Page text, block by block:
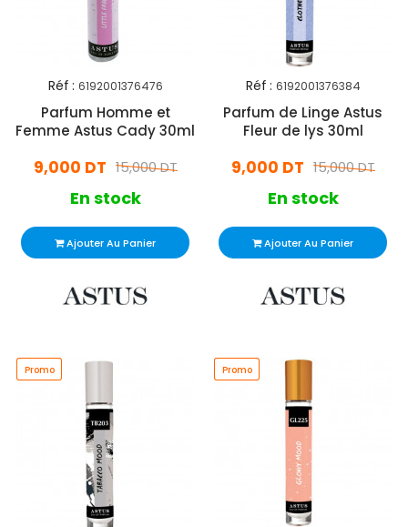
Réf : 6192001376476
Parfum Homme et
Femme Astus Cady 30ml
15,000 DT
9,000 DT
En stock
Ajouter Au Panier
Réf : 6192001376384
Parfum de Linge Astus
Fleur de lys 30ml
15,000 DT
9,000 DT
En stock
Ajouter Au Panier
Promo
Promo Promo
Promo